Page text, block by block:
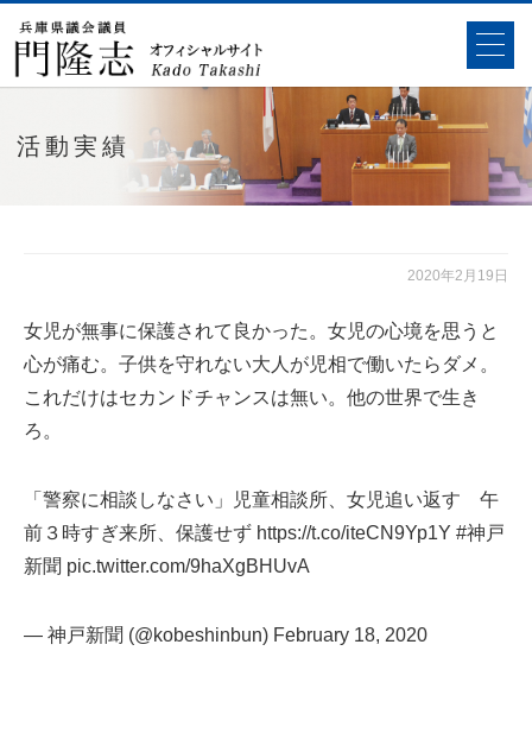
活動実績
2020年2月19日
女児が無事に保護されて良かった。女児の心境を思うと
心が痛む。子供を守れない大人が児相で働いたらダメ。
これだけはセカンドチャンスは無い。他の世界で生き
ろ。
「警察に相談しなさい」児童相談所、女児追い返す 午
前３時すぎ来所、保護せず https://t.co/iteCN9Yp1Y #神戸
新聞 pic.twitter.com/9haXgBHUvA
— 神戸新聞 (@kobeshinbun) February 18, 2020